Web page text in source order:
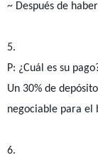
~ Después de
5.
P: ¿Cuál es su
Un 30% de
negociable para el
6.